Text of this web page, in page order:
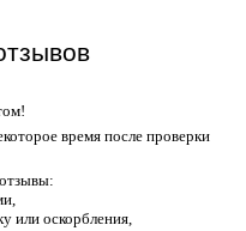
время после проверки
или оскорбления,